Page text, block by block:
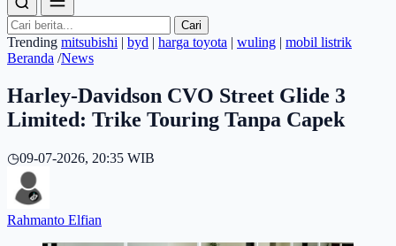
Cari
Trending mitsubishi | byd | harga toyota | wuling | mobil listrik
Beranda /News
Harley-Davidson CVO Street Glide 3
Limited: Trike Touring Tanpa Capek
◷09-07-2026, 20:35 WIB
Rahmanto Elfian